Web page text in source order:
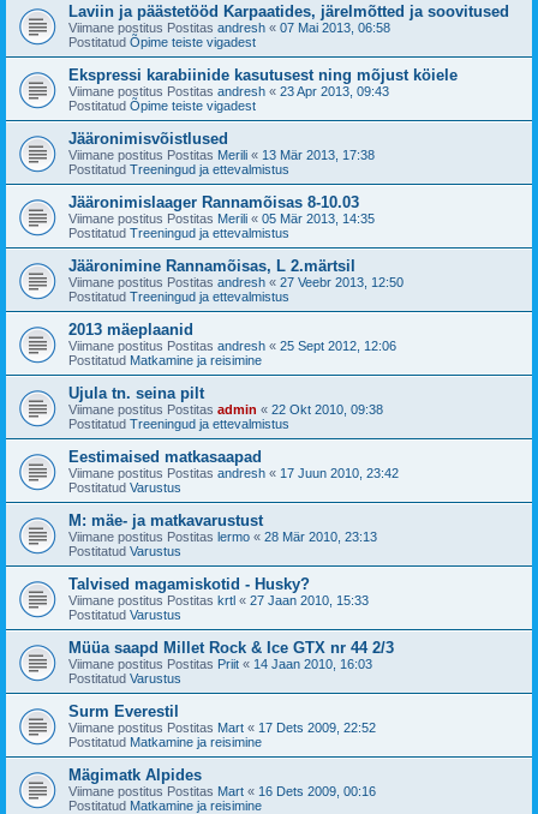
Laviin ja päästetööd Karpaatides, järelmõtted ja soovitused
Viimane postitus Postitas andresh « 07 Mai 2013, 06:58
Postitatud Õpime teiste vigadest
Ekspressi karabiinide kasutusest ning mõjust köiele
Viimane postitus Postitas andresh « 23 Apr 2013, 09:43
Postitatud Õpime teiste vigadest
Jääronimisvõistlused
Viimane postitus Postitas Merili « 13 Mär 2013, 17:38
Postitatud Treeningud ja ettevalmistus
Jääronimislaager Rannamõisas 8-10.03
Viimane postitus Postitas Merili « 05 Mär 2013, 14:35
Postitatud Treeningud ja ettevalmistus
Jääronimine Rannamõisas, L 2.märtsil
Viimane postitus Postitas andresh « 27 Veebr 2013, 12:50
Postitatud Treeningud ja ettevalmistus
2013 mäeplaanid
Viimane postitus Postitas andresh « 25 Sept 2012, 12:06
Postitatud Matkamine ja reisimine
Ujula tn. seina pilt
Viimane postitus Postitas admin « 22 Okt 2010, 09:38
Postitatud Treeningud ja ettevalmistus
Eestimaised matkasaapad
Viimane postitus Postitas andresh « 17 Juun 2010, 23:42
Postitatud Varustus
M: mäe- ja matkavarustust
Viimane postitus Postitas lermo « 28 Mär 2010, 23:13
Postitatud Varustus
Talvised magamiskotid - Husky?
Viimane postitus Postitas krtl « 27 Jaan 2010, 15:33
Postitatud Varustus
Müüa saapd Millet Rock & Ice GTX nr 44 2/3
Viimane postitus Postitas Priit « 14 Jaan 2010, 16:03
Postitatud Varustus
Surm Everestil
Viimane postitus Postitas Mart « 17 Dets 2009, 22:52
Postitatud Matkamine ja reisimine
Mägimatk Alpides
Viimane postitus Postitas Mart « 16 Dets 2009, 00:16
Postitatud Matkamine ja reisimine